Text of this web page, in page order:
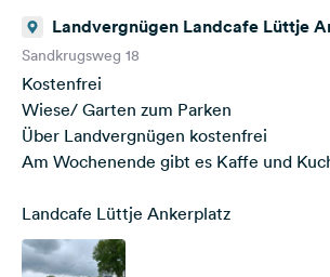
Landvergnügen Landcafe Lüttje
Sandkrugsweg 18
Kostenfrei
Wiese/ Garten zum Parken
Über Landvergnügen kostenfrei
Am Wochenende gibt es Kaffe und
Landcafe Lüttje Ankerplatz